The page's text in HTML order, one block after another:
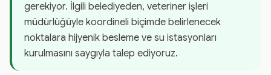
gerekiyor. İlgili belediyeden, veteriner işleri
müdürlüğüyle koordineli biçimde belirlenecek
noktalara hijyenik besleme ve su istasyonları
kurulmasını saygıyla talep ediyoruz.